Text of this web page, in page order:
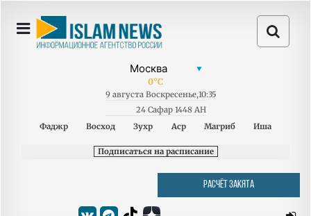
0°C
9 августа Воскресенье,10:35
24 Сафар 1448 AH
Фаджр
Восход Зухр Аср Магриб Иша
Подписаться на расписание
РАСЧЁТ ЗАКЯТА